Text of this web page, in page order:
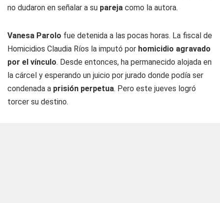
no dudaron en señalar a su pareja como la autora.
Vanesa Parolo fue detenida a las pocas horas. La fiscal de
Homicidios Claudia Ríos la imputó por homicidio agravado
por el vínculo. Desde entonces, ha permanecido alojada en
la cárcel y esperando un juicio por jurado donde podía ser
condenada a prisión perpetua. Pero este jueves logró
torcer su destino.